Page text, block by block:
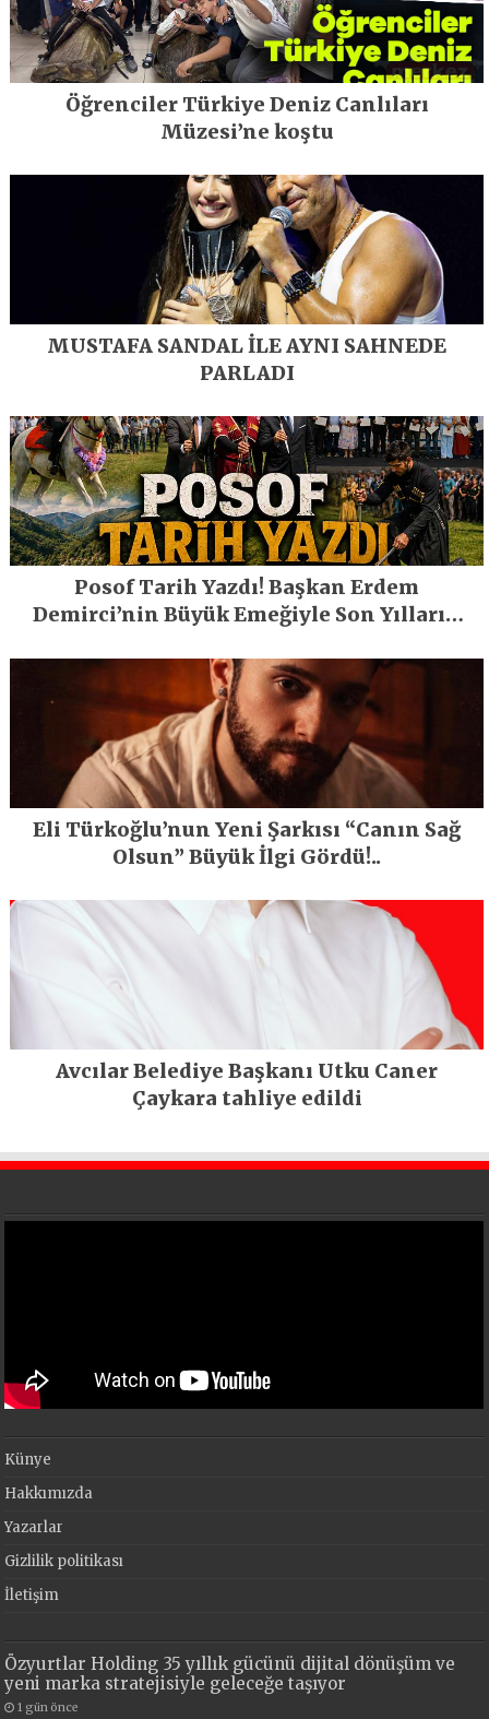
Öğrenciler Türkiye Deniz Canlıları
Müzesi’ne koştu
MUSTAFA SANDAL İLE AYNI SAHNEDE
PARLADI
Posof Tarih Yazdı! Başkan Erdem
Demirci’nin Büyük Emeğiyle Son Yılların
Eli Türkoğlu’nun Yeni Şarkısı “Canın Sağ
Olsun” Büyük İlgi Gördü!..
Avcılar Belediye Başkanı Utku Caner
Çaykara tahliye edildi
Künye
Hakkımızda
Yazarlar
Gizlilik politikası
İletişim
Özyurtlar Holding 35 yıllık gücünü dijital dönüşüm ve
yeni marka stratejisiyle geleceğe taşıyor
1 gün önce